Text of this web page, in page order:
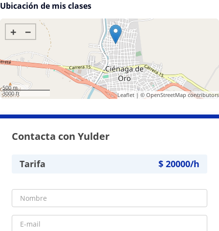
Ubicación de mis clases
+ −
500 m
3000 ft
Leaflet| © OpenStreetMap contributors
Contacta con Yulder
Tarifa $ 20000/h